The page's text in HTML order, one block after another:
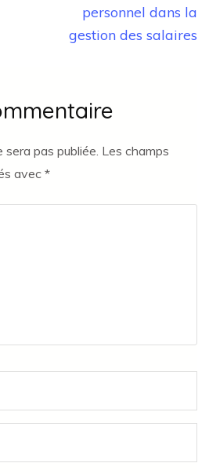
personnel dans la
gestion des salaires
pas publiée. Les champs
avec *